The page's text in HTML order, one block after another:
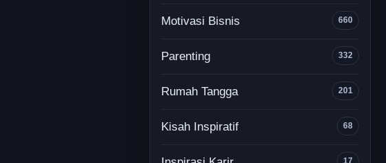
Motivasi Bisnis 660
Parenting 332
Rumah Tangga 201
Kisah Inspiratif 68
17